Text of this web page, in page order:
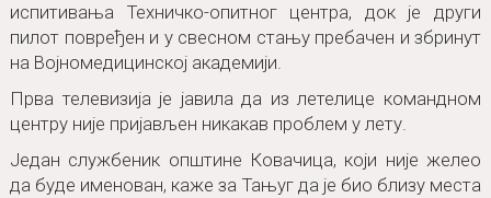
испитивања Техничко-опитног центра, док је други
пилот повређен и у свесном стању пребачен и збринут
на Војномедицинској академији.
Прва телевизија је јавила да из летелице командном
центру није пријављен никакав проблем у лету.
Један службеник општине Ковачица, који није желео
да буде именован, каже за Тањуг да је био близу места